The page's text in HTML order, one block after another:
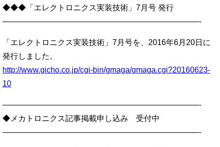
◆◆◆「エレクトロニクス実装技術」7月号 発行
—————————————————————————-
「エレクトロニクス実装技術」7月号を、2016年6月20日に
発行しました。
http://www.gicho.co.jp/cgi-bin/gmaga/gmaga.cgi?20160623-
10
—————————————————————————-
◆メカトロニクス記事掲載申し込み 受付中
—————————————————————————-